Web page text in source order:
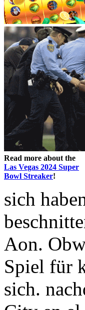
Read more about the
Las Vegas 2024 Super
Bowl Streaker!
sich
Aon.
Spiel für
sich.